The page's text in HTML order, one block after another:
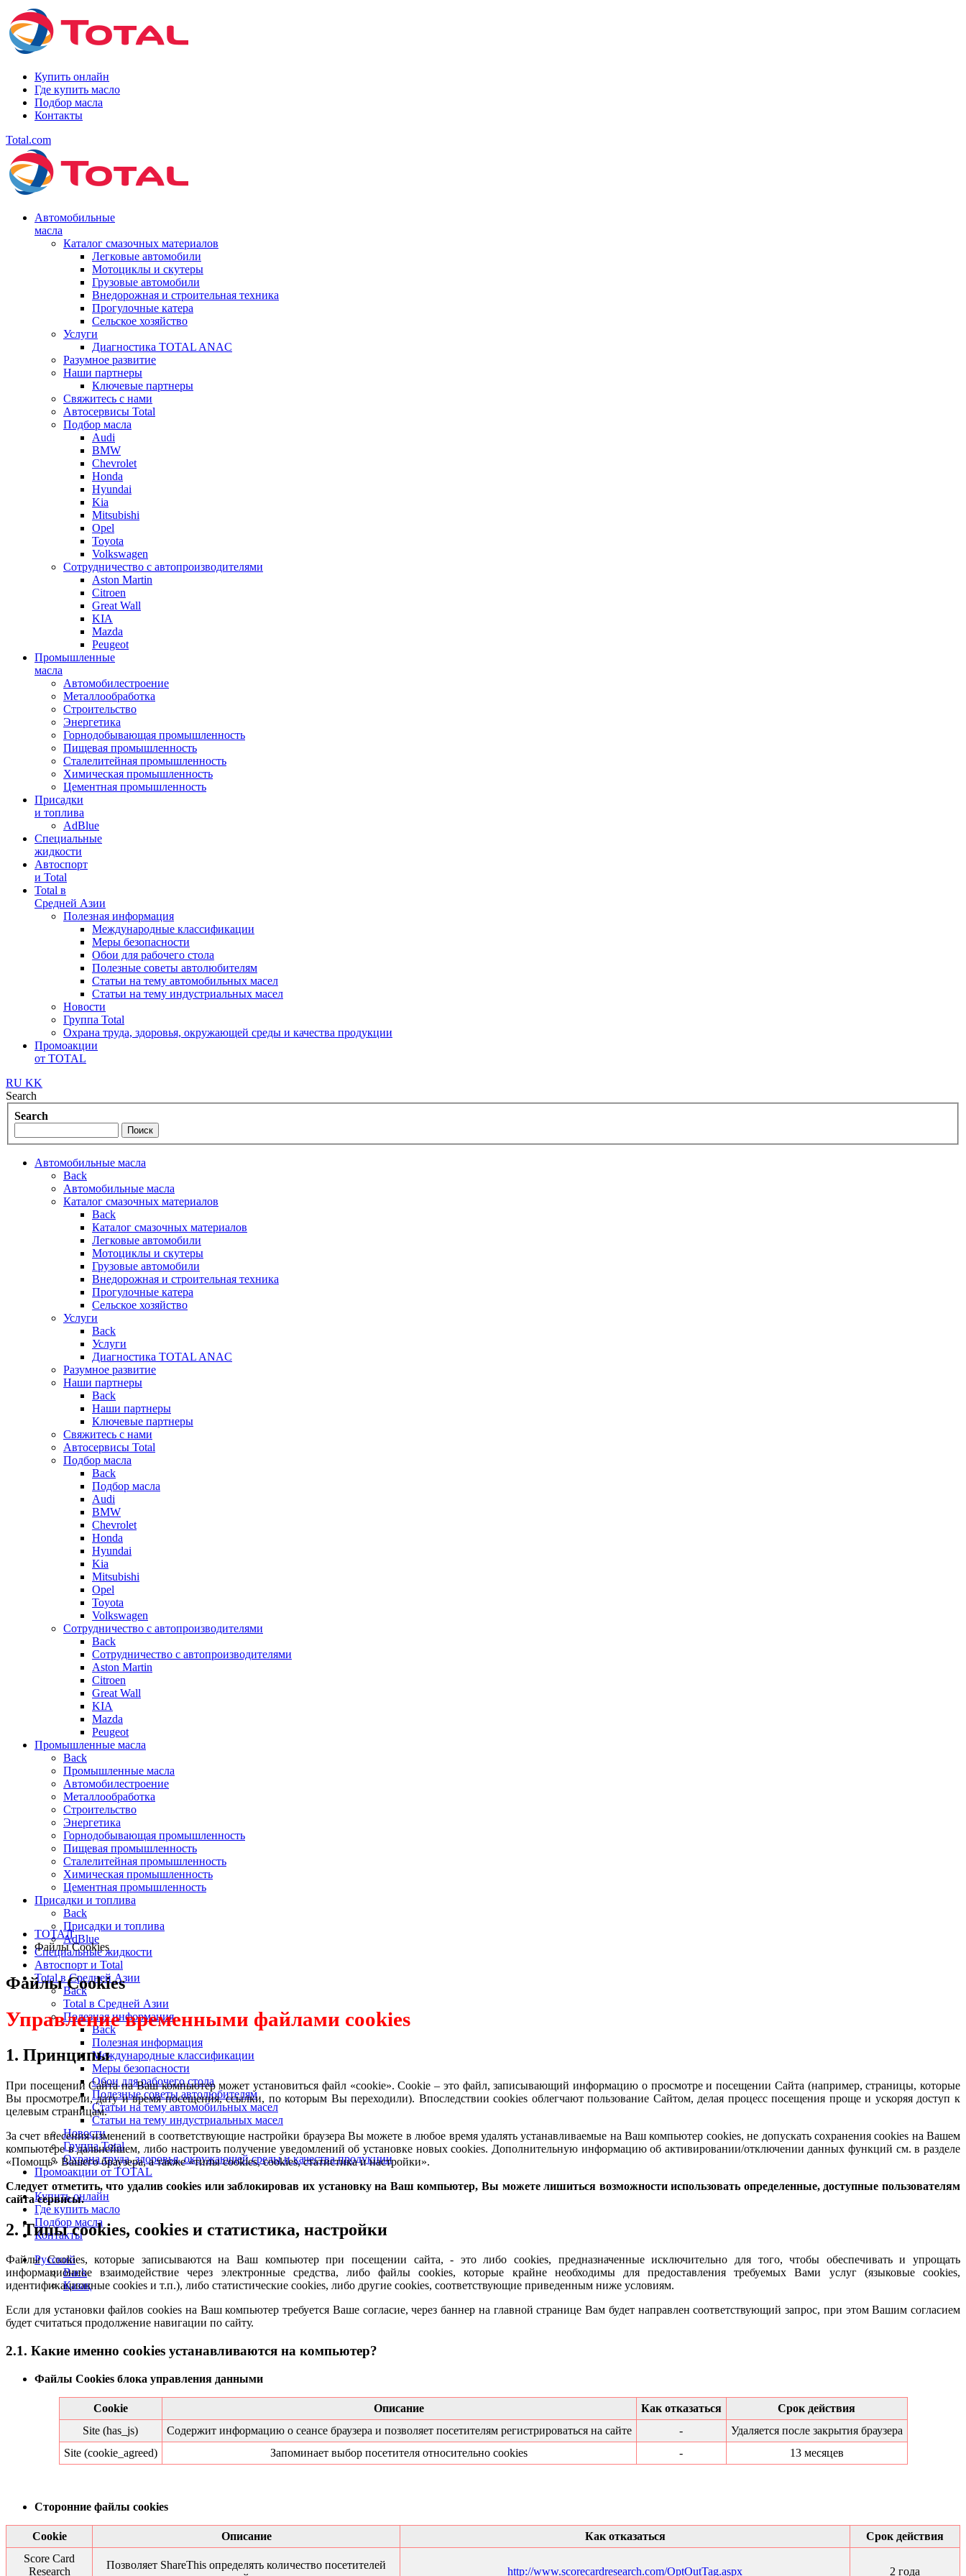
Купить онлайн
Где купить масло
Подбор масла
Контакты
Total.com
Автомобильные
масла
Каталог смазочных материалов
Легковые автомобили
Мотоциклы и скутеры
Грузовые автомобили
Внедорожная и строительная техника
Прогулочные катера
Сельское хозяйство
Услуги
Диагностика TOTAL ANAC
Разумное развитие
Наши партнеры
Ключевые партнеры
Свяжитесь с нами
Автосервисы Total
Подбор масла
Audi
BMW
Chevrolet
Honda
Hyundai
Kia
Mitsubishi
Opel
Toyota
Volkswagen
Сотрудничество с автопроизводителями
Aston Martin
Citroen
Great Wall
KIA
Mazda
Peugeot
Промышленные
масла
Автомобилестроение
Металлообработка
Строительство
Энергетика
Горнодобывающая промышленность
Пищевая промышленность
Сталелитейная промышленность
Химическая промышленность
Цементная промышленность
Присадки
и топлива
AdBlue
Специальные
жидкости
Автоспорт
и Total
Total в
Средней Азии
Полезная информация
Международные классификации
Меры безопасности
Обои для рабочего стола
Полезные советы автолюбителям
Статьи на тему автомобильных масел
Статьи на тему индустриальных масел
Новости
Группа Total
Охрана труда, здоровья, окружающей среды и качества продукции
Промоакции
от TOTAL
RU KK
Search
Search
Автомобильные масла
Back
Автомобильные масла
Каталог смазочных материалов
Back
Каталог смазочных материалов
Легковые автомобили
Мотоциклы и скутеры
Грузовые автомобили
Внедорожная и строительная техника
Прогулочные катера
Сельское хозяйство
Услуги
Back
Услуги
Диагностика TOTAL ANAC
Разумное развитие
Наши партнеры
Back
Наши партнеры
Ключевые партнеры
Свяжитесь с нами
Автосервисы Total
Подбор масла
Back
Подбор масла
Audi
BMW
Chevrolet
Honda
Hyundai
Kia
Mitsubishi
Opel
Toyota
Volkswagen
Сотрудничество с автопроизводителями
Back
Сотрудничество с автопроизводителями
Aston Martin
Citroen
Great Wall
KIA
Mazda
Peugeot
Промышленные масла
Back
Промышленные масла
Автомобилестроение
Металлообработка
Строительство
Энергетика
Горнодобывающая промышленность
Пищевая промышленность
Сталелитейная промышленность
Химическая промышленность
Цементная промышленность
Присадки и топлива
Back
Присадки и топлива
AdBlue
Специальные жидкости
Автоспорт и Total
Total в Средней Азии
Back
Total в Средней Азии
Полезная информация
Back
Полезная информация
Международные классификации
Меры безопасности
Обои для рабочего стола
Полезные советы автолюбителям
Статьи на тему автомобильных масел
Статьи на тему индустриальных масел
Новости
Группа Total
Охрана труда, здоровья, окружающей среды и качества продукции
Промоакции от TOTAL
Купить онлайн
Где купить масло
Подбор масла
Контакты
Русский
Back
Қазақ
ТОТАЛ
Файлы Cookies
Файлы Cookies
Управление временными файлами cookies
1. Принципы
При посещении Сайта на Ваш компьютер может установиться файл «cookie». Cookie – это файл, записывающий информацию о просмотре и посещении Сайта (например, страницы, которые
Вы просмотрели, дату и время посещения, ссылки, по которым Вы переходили). Впоследствии cookies облегчают пользование Сайтом, делая процесс посещения проще и ускоряя доступ к
целевым страницам.
За счет внесения изменений в соответствующие настройки браузера Вы можете в любое время удалять устанавливаемые на Ваш компьютер cookies, не допускать сохранения cookies на Вашем
компьютере в дальнейшем, либо настроить получение уведомлений об установке новых cookies. Дополнительную информацию об активировании/отключении данных функций см. в разделе
«Помощь» Вашего браузера, а также «типы cookies, cookies, статистика и настройки».
Следует отметить, что удалив cookies или заблокировав их установку на Ваш компьютер, Вы можете лишиться возможности использовать определенные, доступные пользователям
сайта сервисы.
2. Типы cookies, cookies и статистика, настройки
Файлы Cookies, которые записываются на Ваш компьютер при посещении сайта, - это либо cookies, предназначенные исключительно для того, чтобы обеспечивать и упрощать
информационное взаимодействие через электронные средства, либо файлы cookies, которые крайне необходимы для предоставления требуемых Вами услуг (языковые cookies,
идентификационные cookies и т.п.), либо статистические cookies, либо другие cookies, соответствующие приведенным ниже условиям.
Если для установки файлов cookies на Ваш компьютер требуется Ваше согласие, через баннер на главной странице Вам будет направлен соответствующий запрос, при этом Вашим согласием
будет считаться продолжение навигации по сайту.
2.1. Какие именно cookies устанавливаются на компьютер?
Файлы Cookies блока управления данными
Cookie Описание Как отказаться
Срок действия
Site (has_js)
Содержит информацию о сеансе браузера и позволяет посетителям регистрироваться на сайте -
Удаляется после закрытия браузера
Site (cookie_agreed)
Запоминает выбор посетителя относительно cookies - 13 месяцев
Сторонние файлы cookies
Cookie Описание Как отказаться
Срок действия
Score Card
Research
Позволяет ShareThis определять количество посетителей
http://www.scorecardresearch.com/OptOutTag.aspx 2 года